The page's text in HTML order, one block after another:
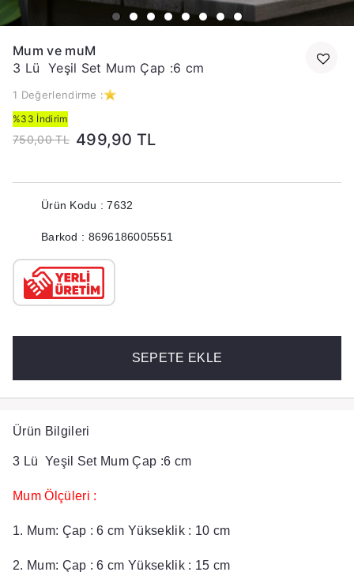
Mum ve muM
3 Lü Yeşil Set Mum Çap :6 cm
1 Değerlendirme :
%33 İndirim
750,00 TL 499,90 TL
Ürün Kodu : 7632
Barkod : 8696186005551
SEPETE EKLE
Ürün Bilgileri
3 Lü Yeşil Set Mum Çap :6 cm
Mum Ölçüleri :
1. Mum: Çap : 6 cm Yükseklik : 10 cm
2. Mum: Çap : 6 cm Yükseklik : 15 cm